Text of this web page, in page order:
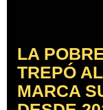
LA
TREPÓ
MARCA